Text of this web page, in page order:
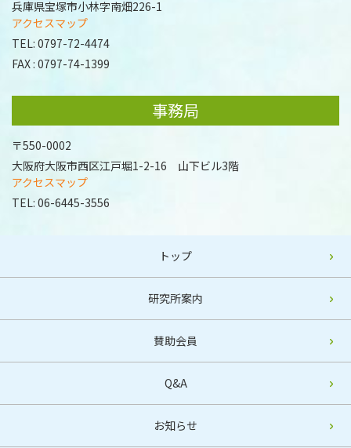
兵庫県宝塚市小林字南畑226-1
アクセスマップ
TEL: 0797-72-4474
FAX : 0797-74-1399
事務局
〒550-0002
大阪府大阪市西区江戸堀1-2-16 山下ビル3階
アクセスマップ
TEL: 06-6445-3556
トップ
研究所案内
賛助会員
Q&A
お知らせ